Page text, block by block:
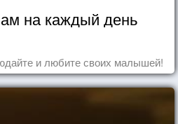
на каждый день
и любите своих малышей!